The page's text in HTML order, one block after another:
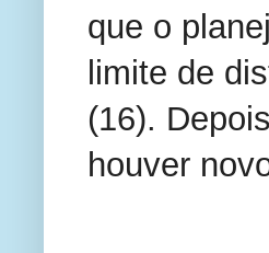
que o
limite de
(16).
houver